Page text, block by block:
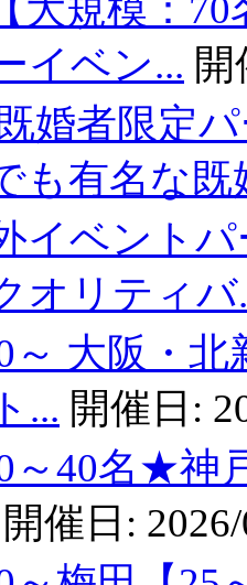
大規模：
イベン...
婚者限定
も有名な既
イベント
オリティバ
～ 大阪・
... 開催日:
～40名★神
開催日: